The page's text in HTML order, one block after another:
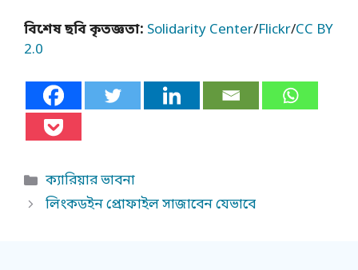
বিশেষ ছবি কৃতজ্ঞতা: Solidarity Center/Flickr/CC BY
2.0
Categories
ক্যারিয়ার ভাবনা
লিংকডইন প্রোফাইল সাজাবেন যেভাবে